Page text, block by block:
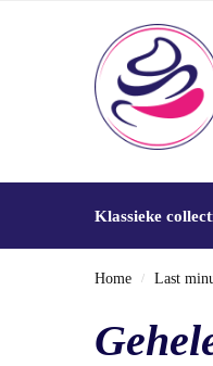
Klassieke
Home / Last